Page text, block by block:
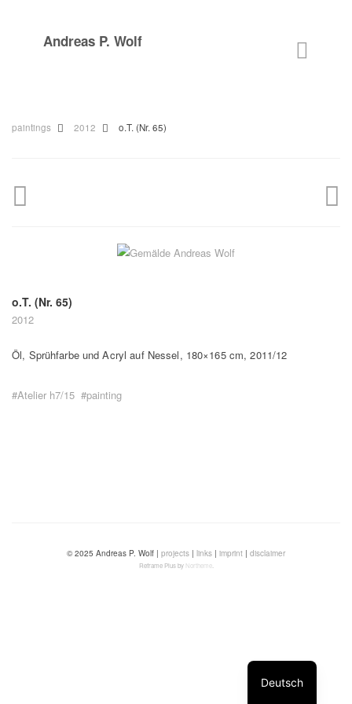
Andreas P. Wolf
paintings 2012 o.T. (Nr. 65)
o.T. (Nr. 65)
2012
Öl, Sprühfarbe und Acryl auf Nessel, 180×165 cm, 2011/12
#Atelier h7/15 #painting
© 2025 Andreas P. Wolf | projects | links | imprint | disclaimer
Reframe Plus by Northeme.
Deutsch